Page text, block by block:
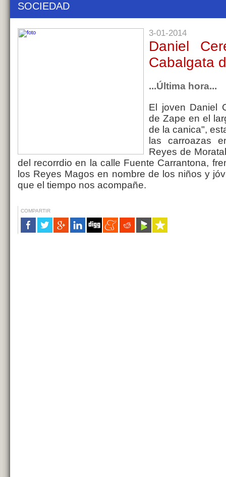
SOCIEDAD
3-01-2014
Daniel
Cabalgata
...Última hora...
El joven Daniel
de Zape en el
de la canica",
las carroazas
Reyes de
del recorrdio en la calle Fuente Carrantona,
los Reyes Magos en nombre de los niños y
que el tiempo nos acompañe.
COMPARTIR